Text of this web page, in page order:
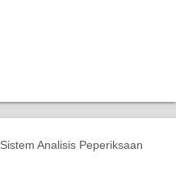
Sistem Analisis Peperiksaan